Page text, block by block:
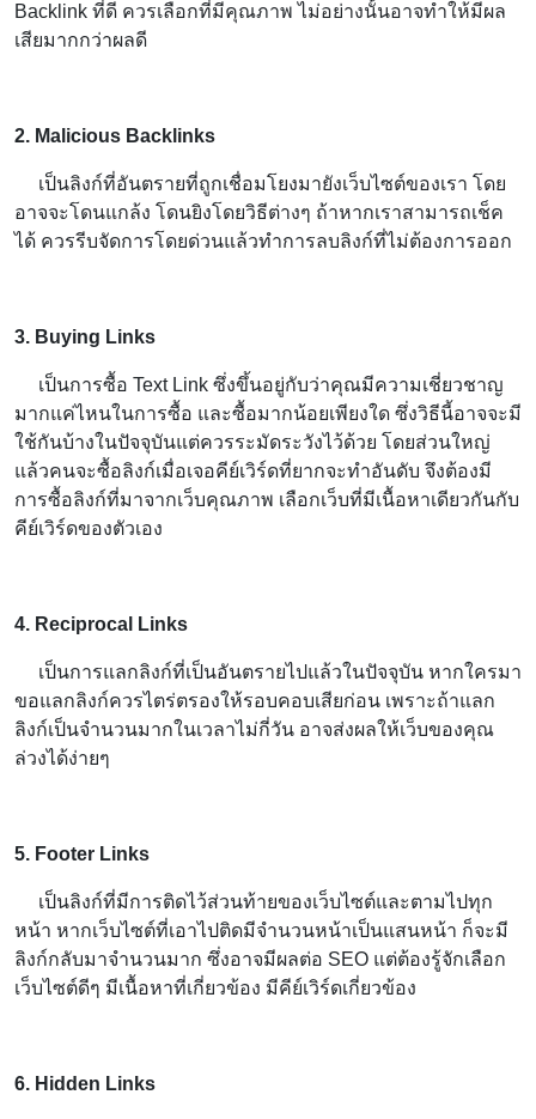
Backlink ที่ดี ควรเลือกที่มีคุณภาพ ไม่อย่างนั้นอาจทำให้มีผล
เสียมากกว่าผลดี
2. Malicious Backlinks
เป็นลิงก์ที่อันตรายที่ถูกเชื่อมโยงมายังเว็บไซต์ของเรา โดย
อาจจะโดนแกล้ง โดนยิงโดยวิธีต่างๆ ถ้าหากเราสามารถเช็ค
ได้ ควรรีบจัดการโดยด่วนแล้วทำการลบลิงก์ที่ไม่ต้องการออก
3. Buying Links
เป็นการซื้อ Text Link ซึ่งขึ้นอยู่กับว่าคุณมีความเชี่ยวชาญ
มากแค่ไหนในการซื้อ และซื้อมากน้อยเพียงใด ซึ่งวิธีนี้อาจจะมี
ใช้กันบ้างในปัจจุบันแต่ควรระมัดระวังไว้ด้วย โดยส่วนใหญ่
แล้วคนจะซื้อลิงก์เมื่อเจอคีย์เวิร์ดที่ยากจะทำอันดับ จึงต้องมี
การซื้อลิงก์ที่มาจากเว็บคุณภาพ เลือกเว็บที่มีเนื้อหาเดียวกันกับ
คีย์เวิร์ดของตัวเอง
4. Reciprocal Links
เป็นการแลกลิงก์ที่เป็นอันตรายไปแล้วในปัจจุบัน หากใครมา
ขอแลกลิงก์ควรไตร่ตรองให้รอบคอบเสียก่อน เพราะถ้าแลก
ลิงก์เป็นจำนวนมากในเวลาไม่กี่วัน อาจส่งผลให้เว็บของคุณ
ล่วงได้ง่ายๆ
5. Footer Links
เป็นลิงก์ที่มีการติดไว้ส่วนท้ายของเว็บไซต์และตามไปทุก
หน้า หากเว็บไซต์ที่เอาไปติดมีจำนวนหน้าเป็นแสนหน้า ก็จะมี
ลิงก์กลับมาจำนวนมาก ซึ่งอาจมีผลต่อ SEO แต่ต้องรู้จักเลือก
เว็บไซต์ดีๆ มีเนื้อหาที่เกี่ยวข้อง มีคีย์เวิร์ดเกี่ยวข้อง
6. Hidden Links